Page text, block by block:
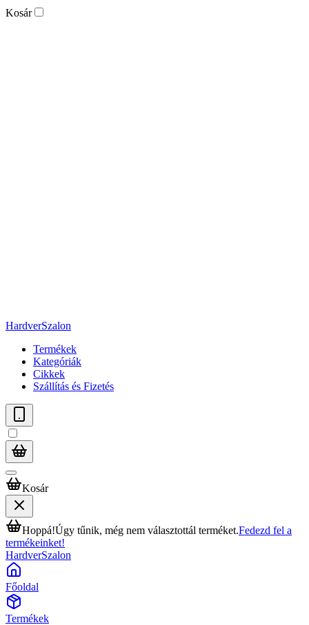
Kosár
HardverSzalon
Termékek
Kategóriák
Cikkek
Szállítás és Fizetés
Kosár
Hoppá!Úgy tűnik, még nem választottál terméket.Fedezd fel a
termékeinket!
HardverSzalon
Főoldal
Termékek